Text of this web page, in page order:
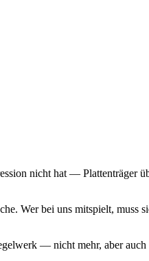
nicht hat — Plattenträger
Wer bei uns mitspielt, muss
— nicht mehr, aber auch